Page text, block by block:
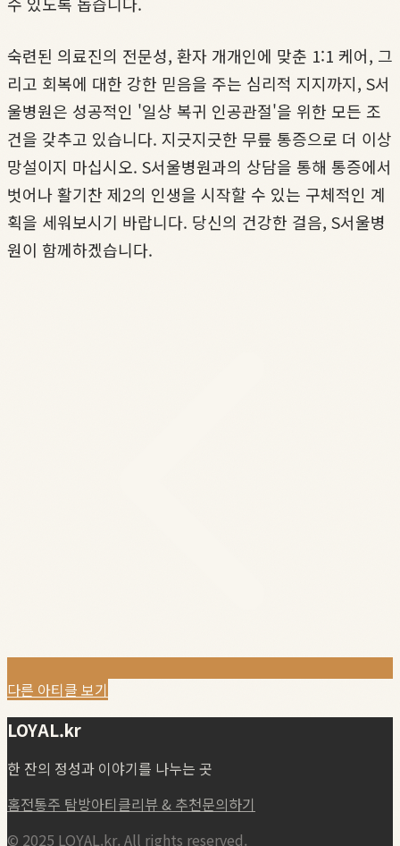
숙련된 의료진의 전문성, 환자 개개인에 맞춘 1:1 케어, 그
리고 회복에 대한 강한 믿음을 주는 심리적 지지까지, S서
울병원은 성공적인 '일상 복귀 인공관절'을 위한 모든 조
건을 갖추고 있습니다. 지긋지긋한 무릎 통증으로 더 이상
망설이지 마십시오. S서울병원과의 상담을 통해 통증에서
벗어나 활기찬 제2의 인생을 시작할 수 있는 구체적인 계
획을 세워보시기 바랍니다. 당신의 건강한 걸음, S서울병
원이 함께하겠습니다.
다른 아티클 보기
LOYAL.kr
한 잔의 정성과 이야기를 나누는 곳
홈전통주 탐방아티클리뷰 & 추천문의하기
© 2025 LOYAL.kr. All rights reserved.